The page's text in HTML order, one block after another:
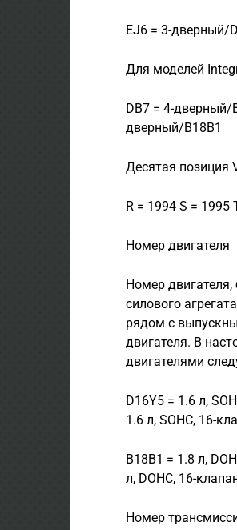
EJ6 = 3-дверный/
Для моделей
DВ7 = 4-
дверный/В18В1
Десятая позиция
R = 1994 S = 1995
Номер двигателя
Номер двигателя,
силового
рядом с
двигателя. В
двигателями
D16Y5 = 1.6 л,
1.6 л, SOHC, 16-
В18В1 = 1.8 л,
л, DOHC, 16-
Номер